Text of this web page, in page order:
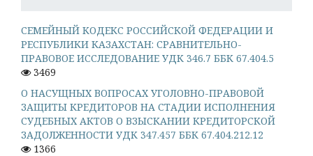
СЕМЕЙНЫЙ КОДЕКС РОССИЙСКОЙ ФЕДЕРАЦИИ И
РЕСПУБЛИКИ КАЗАХСТАН: СРАВНИТЕЛЬНО-
ПРАВОВОЕ ИССЛЕДОВАНИЕ УДК 346.7 ББК 67.404.5
3469
О НАСУЩНЫХ ВОПРОСАХ УГОЛОВНО-ПРАВОВОЙ
ЗАЩИТЫ КРЕДИТОРОВ НА СТАДИИ ИСПОЛНЕНИЯ
СУДЕБНЫХ АКТОВ О ВЗЫСКАНИИ КРЕДИТОРСКОЙ
ЗАДОЛЖЕННОСТИ УДК 347.457 ББК 67.404.212.12
1366